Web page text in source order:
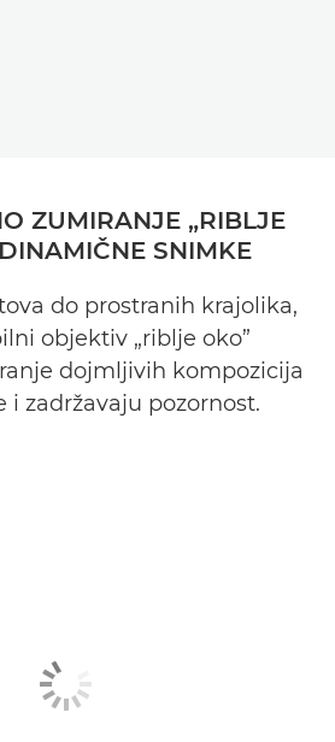
ZUMIRANJE „RIBLJE
SNIMKE
do prostranih krajolika,
objektiv „riblje oko”
dojmljivih kompozicija
i zadržavaju pozornost.